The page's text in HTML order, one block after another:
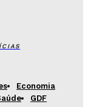
Economia
GDF